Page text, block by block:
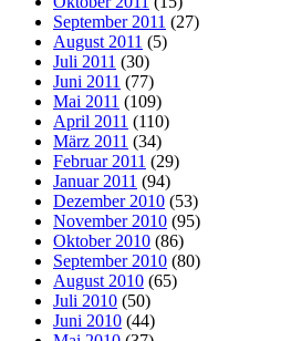
September 2011 (27)
August 2011 (5)
Juli 2011 (30)
Juni 2011 (77)
Mai 2011 (109)
April 2011 (110)
März 2011 (34)
Februar 2011 (29)
Januar 2011 (94)
Dezember 2010 (53)
November 2010 (95)
Oktober 2010 (86)
September 2010 (80)
August 2010 (65)
Juli 2010 (50)
Juni 2010 (44)